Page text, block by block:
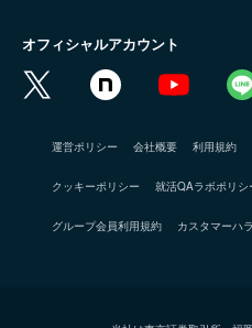
オフィシャルアカウント
運営ポリシー 会社概要 利用規約
クッキーポリシー 就活QAラボポリシ
グループ会員利用規約 カスタマーハ